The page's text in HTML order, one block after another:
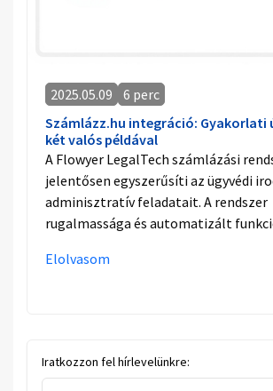
2025.05.09
6 perc
Számlázz.hu integráció:
két valós példával
A Flowyer LegalTech számlázási
jelentősen egyszerűsíti az ügyvédi
adminisztratív feladatait. A rendszer
rugalmassága és automatizált
Elolvasom
Iratkozzon fel hírlevelünkre: